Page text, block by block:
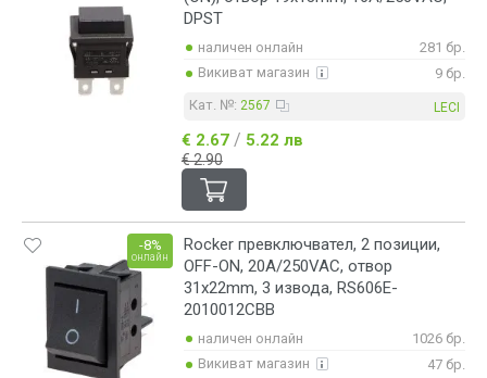
DPST
наличен онлайн
281 бр.
Викиват магазин
9 бр.
Кат. №: 2567 LECI
€ 2.67 / 5.22 лв
€ 2.90
Rocker превключвател, 2 позиции,
OFF-ON, 20A/250VAC, отвор
31x22mm, 3 извода, RS606E-
2010012CBB
-8%
онлайн
наличен онлайн
1026 бр.
Викиват магазин
47 бр.